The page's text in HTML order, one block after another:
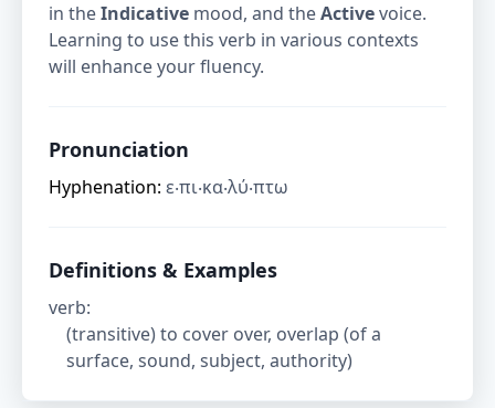
in theIndicative mood, and theActivevoice.
Learning to use this verb in various contexts
will enhance your fluency.
Pronunciation
Hyphenation: ε‧πι‧κα‧λύ‧πτω
Definitions & Examples
verb:
(transitive) to cover over, overlap (of a
surface, sound, subject, authority)